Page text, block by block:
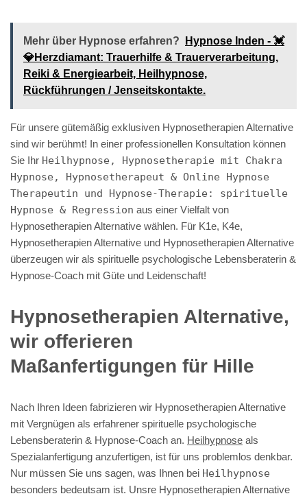
Mehr über Hypnose erfahren?
Hypnose Inden - 💓️
💎Herzdiamant: Trauerhilfe & Trauerverarbeitung,
Reiki & Energiearbeit, Heilhypnose,
Rückführungen / Jenseitskontakte.
Für unsere gütemäßig exklusiven Hypnosetherapien Alternative
sind wir berühmt! In einer professionellen Konsultation können
Sie Ihr Heilhypnose, Hypnosetherapie mit Chakra
Hypnose, Hypnosetherapeut & Online Hypnose
Therapeutin und Hypnose-Therapie: spirituelle
Hypnose & Regression aus einer Vielfalt von
Hypnosetherapien Alternative wählen. Für K1e, K4e,
Hypnosetherapien Alternative und Hypnosetherapien Alternative
überzeugen wir als spirituelle psychologische Lebensberaterin &
Hypnose-Coach mit Güte und Leidenschaft!
Hypnosetherapien Alternative,
wir offerieren
Maßanfertigungen für Hille
Nach Ihren Ideen fabrizieren wir Hypnosetherapien Alternative
mit Vergnügen als erfahrener spirituelle psychologische
Lebensberaterin & Hypnose-Coach an. Heilhypnose als
Spezialanfertigung anzufertigen, ist für uns problemlos denkbar.
Nur müssen Sie uns sagen, was Ihnen bei Heilhypnose
besonders bedeutsam ist. Unsre Hypnosetherapien Alternative